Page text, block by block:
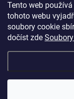
Tento web
tohoto webu
soubory cookie
dočíst zde
Elenys.cz -